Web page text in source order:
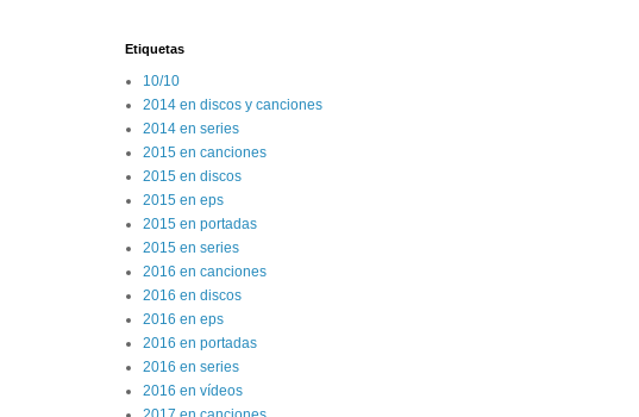
Etiquetas
10/10
2014 en discos y canciones
2014 en series
2015 en canciones
2015 en discos
2015 en eps
2015 en portadas
2015 en series
2016 en canciones
2016 en discos
2016 en eps
2016 en portadas
2016 en series
2016 en vídeos